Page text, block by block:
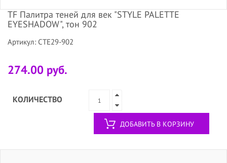
TF Палитра теней для век "STYLE PALETTE
EYESHADOW", тон 902
Артикул: CTE29-902
274.00 руб.
КОЛИЧЕСТВО
ДОБАВИТЬ В КОРЗИНУ